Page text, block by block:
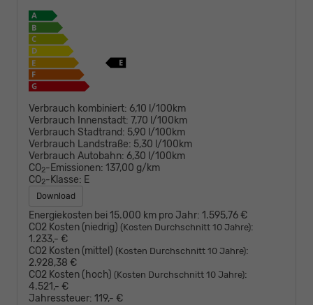
Verbrauch kombiniert: 6,10 l/100km
Verbrauch Innenstadt: 7,70 l/100km
Verbrauch Stadtrand: 5,90 l/100km
Verbrauch Landstraße: 5,30 l/100km
Verbrauch Autobahn: 6,30 l/100km
CO2-Emissionen: 137,00 g/km
CO2-Klasse: E
Download
Energiekosten bei 15.000 km pro Jahr: 1.595,76 €
CO2 Kosten (niedrig) (Kosten Durchschnitt 10 Jahre):
1.233,- €
CO2 Kosten (mittel) (Kosten Durchschnitt 10 Jahre):
2.928,38 €
CO2 Kosten (hoch) (Kosten Durchschnitt 10 Jahre):
4.521,- €
Jahressteuer: 119,- €